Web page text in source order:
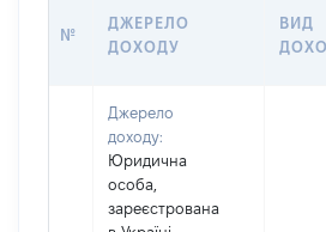
№
ДЖЕРЕЛО
ДОХОДУ
ВИД
Джерело
доходу:
Юридична
особа,
зареєстрована